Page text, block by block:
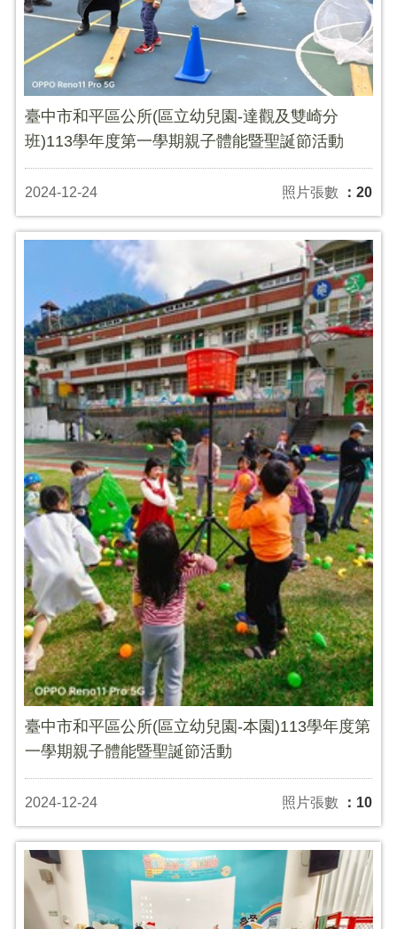
臺中市和平區公所(區立幼兒園-達觀及雙崎分
班)113學年度第一學期親子體能暨聖誕節活動
2024-12-24 照片張數 ：20
臺中市和平區公所(區立幼兒園-本園)113學年度第
一學期親子體能暨聖誕節活動
2024-12-24 照片張數 ：10